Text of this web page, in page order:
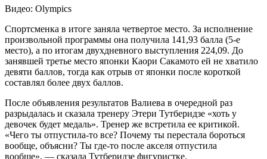
Видео: Olympics
Спортсменка в итоге заняла четвертое место. За исполнение
произвольной программы она получила 141,93 балла (5-е
место), а по итогам двухдневного выступления 224,09. До
занявшей третье место японки Каори Сакамото ей не хватило
девяти баллов, тогда как отрыв от японки после короткой
составлял более двух баллов.
После объявления результатов Валиева в очередной раз
разрыдалась и сказала тренеру Этери Тутберидзе «хоть у
девочек будет медаль». Тренер же встретила ее критикой.
«Чего ты отпустила-то все? Почему ты перестала бороться
вообще, объясни? Ты где-то после акселя отпустила
вообще», — сказала Тутберидзе фигуристке.